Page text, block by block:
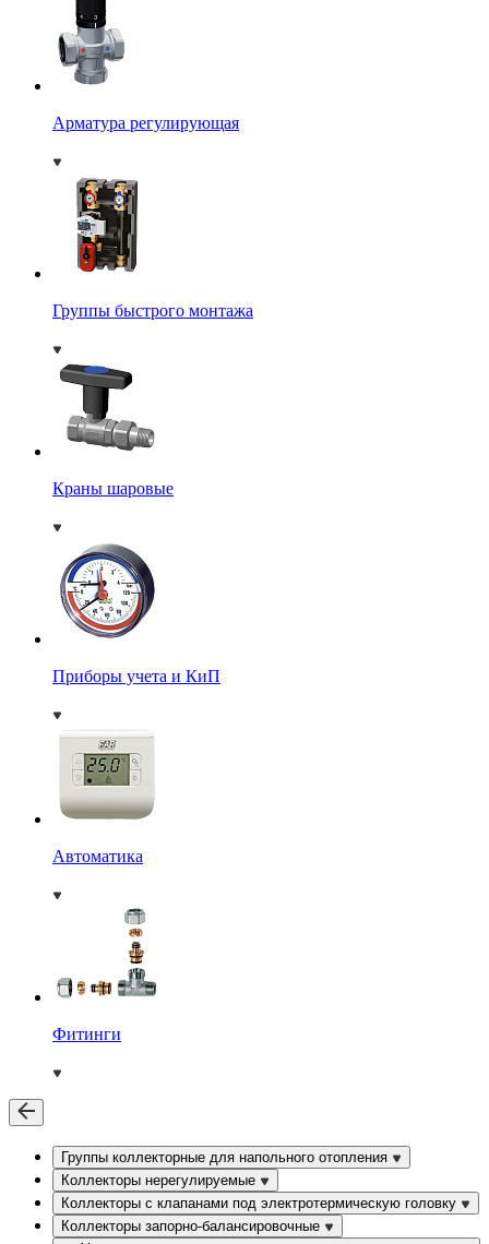
Арматура регулирующая
Группы быстрого монтажа
Краны шаровые
Приборы учета и КиП
Автоматика
Фитинги
Группы коллекторные для напольного отопления
Коллекторы нерегулируемые
Коллекторы с клапанами под электротермическую головку
Коллекторы запорно-балансировочные